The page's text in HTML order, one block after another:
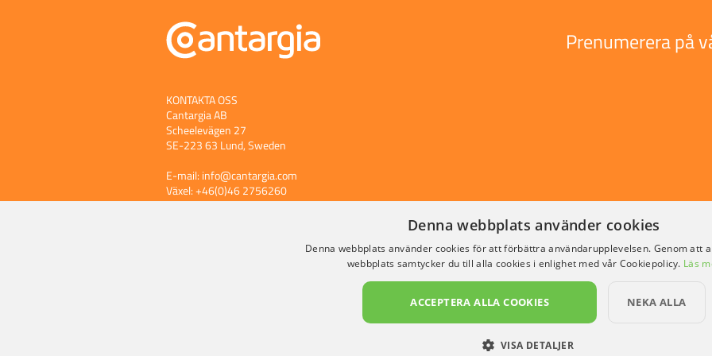
KONTAKTA OSS
Cantargia AB
Scheelevägen 27
SE-223 63 Lund, Sweden
E-mail: info@cantargia.com
Växel: +46(0)46 2756260
Prenumerera på
Denna webbplats använder cookies
Denna webbplats använder cookies för att förbättra användarupplevelsen. Genom att
webbplats samtycker du till alla cookies i enlighet med vår Cookiepolicy. Läs
ACCEPTERA ALLA COOKIES NEKA ALLA
VISA DETALJER